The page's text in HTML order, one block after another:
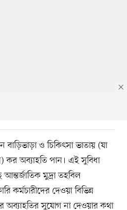
বাড়িভাড়া ও চিকিৎসা ভাতায় (যা
অব্যাহতি পান। এই সুবিধা
আন্তর্জাতিক মুদ্রা তহবিল
দেওয়া বিভিন্ন
অব্যাহতির সুযোগ না দেওয়ার কথা